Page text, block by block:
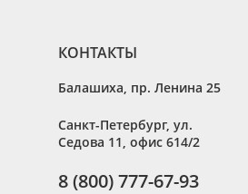
КОНТАКТЫ
Балашиха пр. Ленина 25
Санкт-Петербург, ул.
Седова 11, офис 614/2
8 (800) 777-67-93